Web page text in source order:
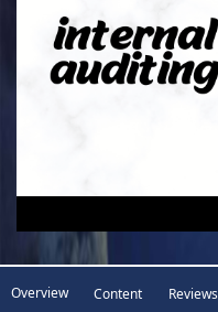
Overview Content Reviews